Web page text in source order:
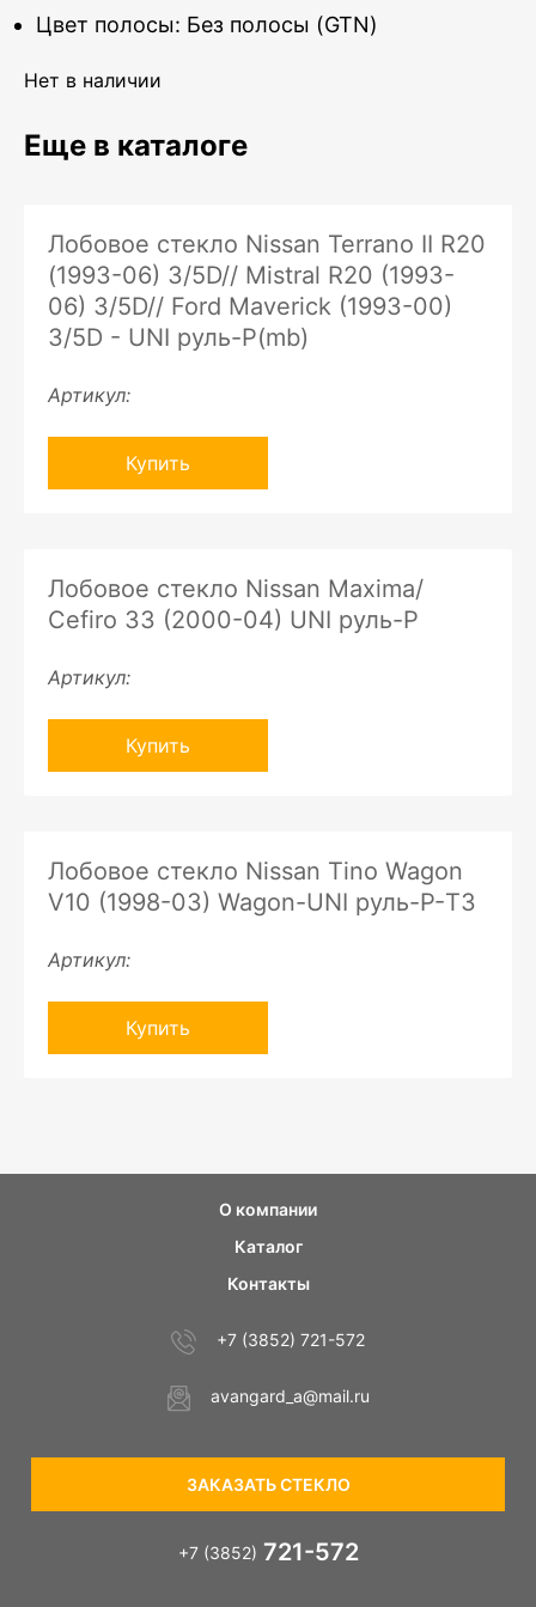
Цвет полосы: Без полосы (GTN)
Нет в наличии
Еще в каталоге
Лобовое стекло Nissan Terrano II R20
(1993-06) 3/5D// Mistral R20 (1993-
06) 3/5D// Ford Maverick (1993-00)
3/5D - UNI руль-P(mb)
Артикул:
Купить
Лобовое стекло Nissan Maxima/
Cefiro 33 (2000-04) UNI руль-P
Артикул:
Купить
Лобовое стекло Nissan Tino Wagon
V10 (1998-03) Wagon-UNI руль-P-ТЗ
Артикул:
Купить
О компании
Каталог
Контакты
+7 (3852) 721-572
avangard_a@mail.ru
ЗАКАЗАТЬ СТЕКЛО
+7 (3852) 721-572